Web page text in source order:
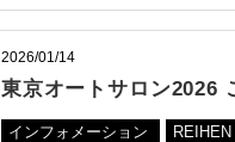
2026/01/14
東京オートサロン2026
インフォメーション